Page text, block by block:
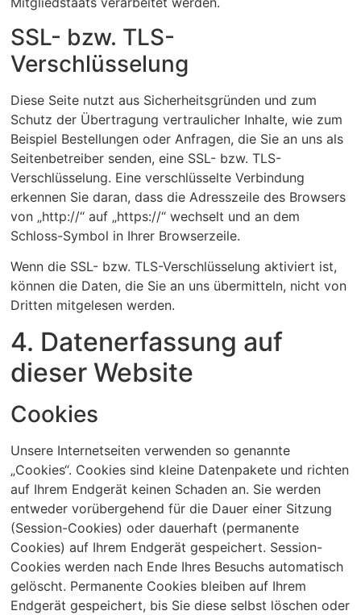
SSL- bzw. TLS-
Verschlüsselung
Diese Seite nutzt aus Sicherheitsgründen und zum
Schutz der Übertragung vertraulicher Inhalte, wie zum
Beispiel Bestellungen oder Anfragen, die Sie an uns als
Seitenbetreiber senden, eine SSL- bzw. TLS-
Verschlüsselung. Eine verschlüsselte Verbindung
erkennen Sie daran, dass die Adresszeile des Browsers
von „http://“ auf „https://“ wechselt und an dem
Schloss-Symbol in Ihrer Browserzeile.
Wenn die SSL- bzw. TLS-Verschlüsselung aktiviert ist,
können die Daten, die Sie an uns übermitteln, nicht von
Dritten mitgelesen werden.
4. Datenerfassung auf
dieser Website
Cookies
Unsere Internetseiten verwenden so genannte
„Cookies“. Cookies sind kleine Datenpakete und richten
auf Ihrem Endgerät keinen Schaden an. Sie werden
entweder vorübergehend für die Dauer einer Sitzung
(Session-Cookies) oder dauerhaft (permanente
Cookies) auf Ihrem Endgerät gespeichert. Session-
Cookies werden nach Ende Ihres Besuchs automatisch
gelöscht. Permanente Cookies bleiben auf Ihrem
Endgerät gespeichert, bis Sie diese selbst löschen oder